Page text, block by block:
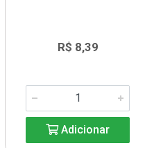
R$ 8,39
Adicionar